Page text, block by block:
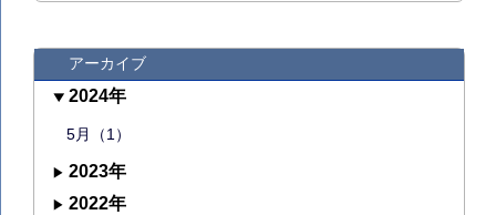
アーカイブ
2024年
5月（1）
2023年
2022年